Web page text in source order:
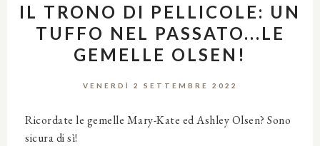
IL TRONO DI PELLICOLE: UN
TUFFO NEL PASSATO...LE
GEMELLE OLSEN!
VENERDÌ 2 SETTEMBRE 2022
Ricordate le gemelle Mary-Kate ed Ashley Olsen? Sono
sicura di sì!